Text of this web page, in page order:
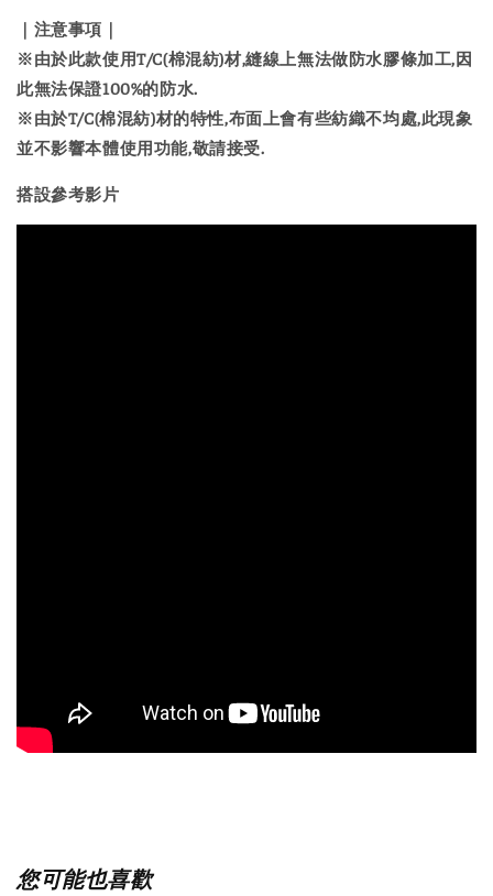
｜注意事項｜
※由於此款使用T/C(棉混紡)材,縫線上無法做防水膠條加工,因
此無法保證100%的防水.
※由於T/C(棉混紡)材的特性,布面上會有些紡織不均處,此現象
並不影響本體使用功能,敬請接受.
搭設參考影片
您可能也喜歡